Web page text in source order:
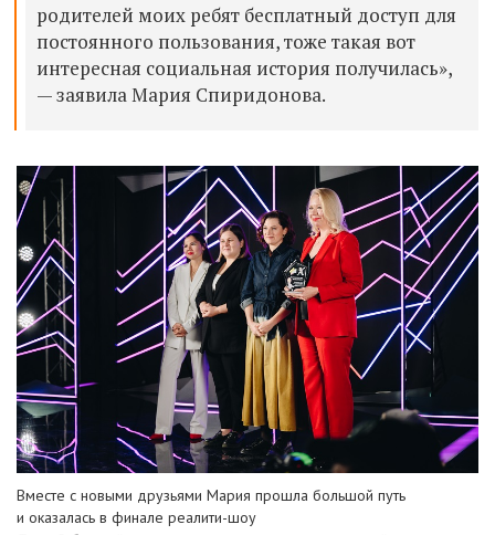
родителей моих ребят бесплатный доступ для
постоянного пользования, тоже такая вот
интересная социальная история получилась»,
— заявила Мария Спиридонова.
Вместе с новыми друзьями Мария прошла большой путь
и оказалась в финале реалити-шоу